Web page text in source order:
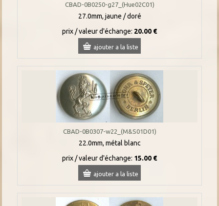
CBAD-0B0250-g27_(Hue02C01)
27.0mm, jaune / doré
prix / valeur d'échange: 20.00 €
ajouter a la liste
CBAD-0B0307-w22_(M&S01D01)
22.0mm, métal blanc
prix / valeur d'échange: 15.00 €
ajouter a la liste